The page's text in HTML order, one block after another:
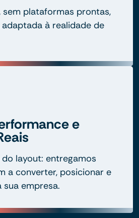
sem plataformas prontas,
à realidade de
e
do layout: entregamos
a converter, posicionar e
empresa.